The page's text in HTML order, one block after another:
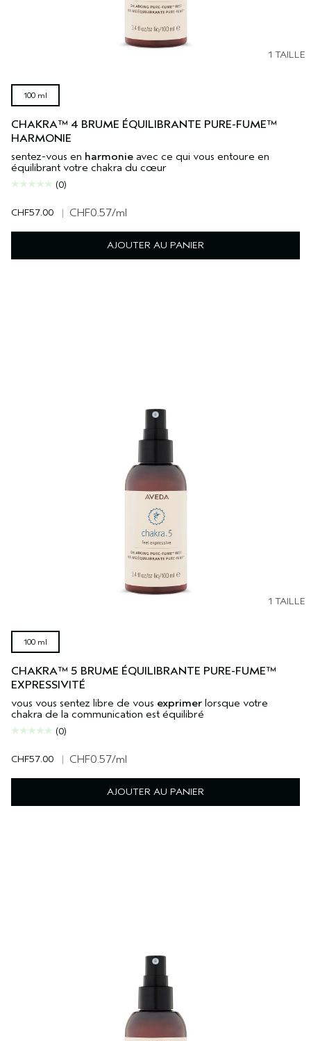
1 TAILLE
100 ml
CHAKRA™ 4 BRUME ÉQUILIBRANTE PURE-FUME™
HARMONIE
sentez-vous en harmonie avec ce qui vous entoure en
équilibrant votre chakra du cœur
(0)
CHF57.00 | CHF0.57/ml
AJOUTER AU PANIER
1 TAILLE
100 ml
CHAKRA™ 5 BRUME ÉQUILIBRANTE PURE-FUME™
EXPRESSIVITÉ
vous vous sentez libre de vous exprimer lorsque votre
chakra de la communication est équilibré
(0)
CHF57.00 | CHF0.57/ml
AJOUTER AU PANIER